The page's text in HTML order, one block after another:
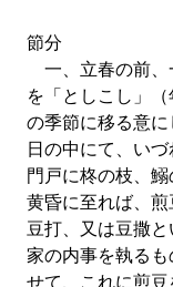
節分
一、立春の前、
を「としこし」
の季節に移る意
日の中にて、い
門戸に柊の枝、
黄昏に至れば、
豆打、又は豆撒
家の内事を執る
せて、これに煎